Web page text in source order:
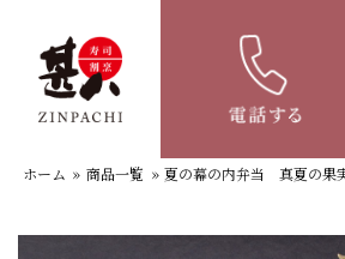
夏の幕の内弁当 真
ホーム » 商品一覧 » 夏の幕の内弁当 真夏の果